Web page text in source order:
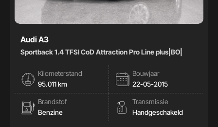
Audi A3
Sportback 1.4 TFSI CoD Attraction Pro Line plus|BO|
Kilometerstand
95.011 km
Bouwjaar
22-05-2015
Brandstof
Benzine
Transmissie
Handgeschakeld